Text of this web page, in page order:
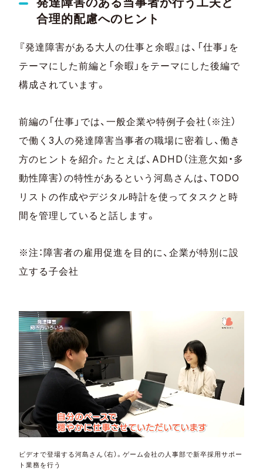
合理的配慮へのヒント
『発達障害がある大人の仕事と余暇』は、「仕事」を
テーマにした前編と「余暇」をテーマにした後編で
構成されています。
前編の「仕事」では、一般企業や特例子会社（※注）
で働く3人の発達障害当事者の職場に密着し、働き
方のヒントを紹介。たとえば、ADHD（注意欠如・多
動性障害）の特性があるという河島さんは、TODO
リストの作成やデジタル時計を使ってタスクと時
間を管理していると話します。
※注：障害者の雇用促進を目的に、企業が特別に設
立する子会社
ビデオで登場する河島さん（右）。ゲーム会社の人事部で新卒採用サポー
ト業務を行う